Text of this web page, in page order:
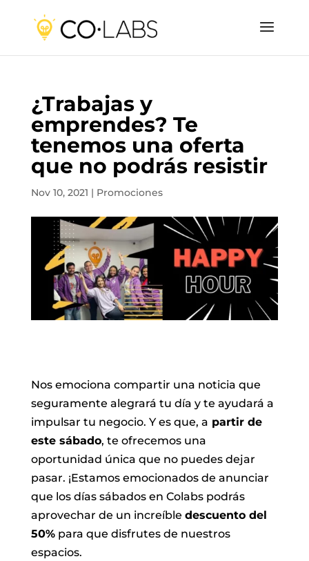
¿Trabajas y
emprendes? Te
tenemos una oferta
que no podrás resistir
Nov 10, 2021 | Promociones
Nos emociona compartir una noticia que
seguramente alegrará tu día y te ayudará a
impulsar tu negocio. Y es que, a partir de
este sábado, te ofrecemos una
oportunidad única que no puedes dejar
pasar. ¡Estamos emocionados de anunciar
que los días sábados en Colabs podrás
aprovechar de un increíble descuento del
50%para que disfrutes de nuestros
espacios.